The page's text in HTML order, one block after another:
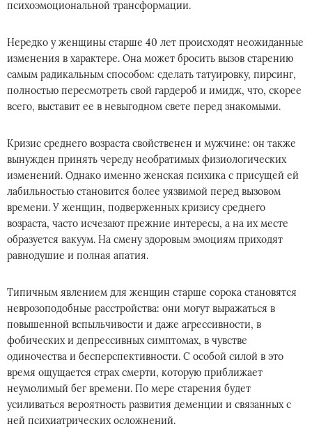
психоэмоциональной трансформации.
Нередко у женщины старше 40 лет происходят неожиданные
изменения в характере. Она может бросить вызов старению
самым радикальным способом: сделать татуировку, пирсинг,
полностью пересмотреть свой гардероб и имидж, что, скорее
всего, выставит ее в невыгодном свете перед знакомыми.
Кризис среднего возраста свойственен и мужчине: он также
вынужден принять череду необратимых физиологических
изменений. Однако именно женская психика с присущей ей
лабильностью становится более уязвимой перед вызовом
времени. У женщин, подверженных кризису среднего
возраста, часто исчезают прежние интересы, а на их месте
образуется вакуум. На смену здоровым эмоциям приходят
равнодушие и полная апатия.
Типичным явлением для женщин старше сорока становятся
неврозоподобные расстройства: они могут выражаться в
повышенной вспыльчивости и даже агрессивности, в
фобических и депрессивных симптомах, в чувстве
одиночества и бесперспективности. С особой силой в это
время ощущается страх смерти, которую приближает
неумолимый бег времени. По мере старения будет
усиливаться вероятность развития деменции и связанных с
ней психиатрических осложнений.